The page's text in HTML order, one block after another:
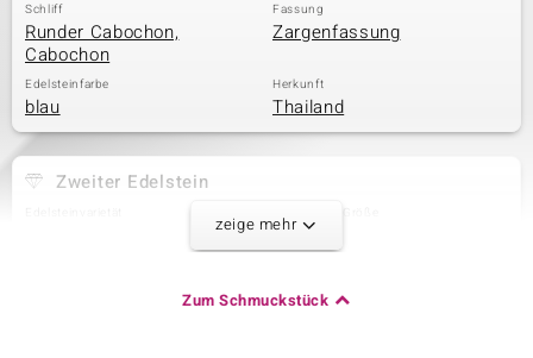
Schliff
Runder Cabochon,
Cabochon
Fassung
Zargenfassung
Edelsteinfarbe
blau
Herkunft
Thailand
Zweiter Edelstein
24 à 1,2 mm
Rundschliff
zeige mehr
Zum Schmuckstück